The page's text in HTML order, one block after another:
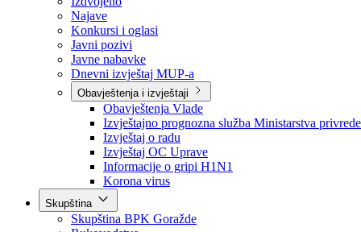
Aktuelno
Sve vijesti
Izdvojeno
Najave
Konkursi i oglasi
Javni pozivi
Javne nabavke
Dnevni izvještaj MUP-a
Obavještenja i izvještaji
Obavještenja Vlade
Izvještajno prognozna služba Ministarstva privrede
Izvještaj o radu
Izvještaj OC Uprave
Informacije o gripi H1N1
Korona virus